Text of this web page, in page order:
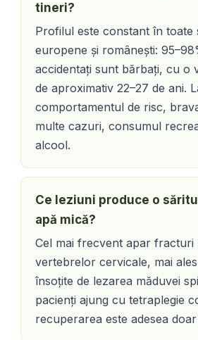
tineri?
Profilul este constant în toate
europene și românești:
accidentați sunt bărbați, cu o
de aproximativ 22–27 de ani.
comportamentul de risc,
multe cazuri, consumul
alcool.
Ce leziuni produce o
apă mică?
Cel mai frecvent apar fracturi
vertebrelor cervicale, mai
însoțite de lezarea măduvei
pacienți ajung cu tetraplegie
recuperarea este adesea